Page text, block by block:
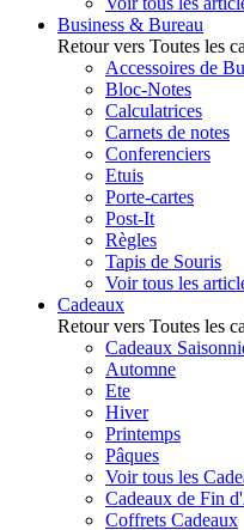
Business & Bureau
Retour vers Toutes les
Accessoires de
Bloc-Notes
Calculatrices
Carnets de notes
Conferenciers
Etuis
Porte-cartes
Post-It
Règles
Tapis de Souris
Voir tous les
Cadeaux
Retour vers Toutes les
Cadeaux
Automne
Ete
Hiver
Printemps
Pâques
Voir tous les
Cadeaux de Fin
Coffrets Cadeaux